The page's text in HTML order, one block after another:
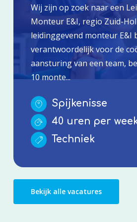
Wij zijn op zoek naar een
Monteur E&I, regio Zuid-
leidinggevend monteur E&I
verantwoordelijk voor de
aansturing van een team,
10 monte...
Spijkenisse
40 uren per
Techniek
Bekijk alle vacatures